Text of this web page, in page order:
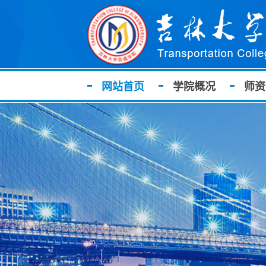
网站首页 学院概况 师